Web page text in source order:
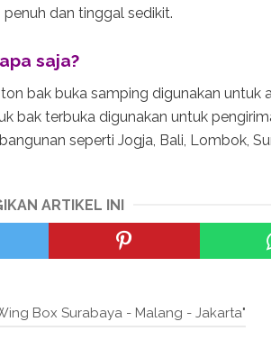
dan tinggal sedikit.
saja?
bak buka samping digunakan untuk
bak terbuka digunakan untuk
seperti Jogja, Bali, Lombok,
ARTIKEL INI
Box Surabaya - Malang - Jakarta"